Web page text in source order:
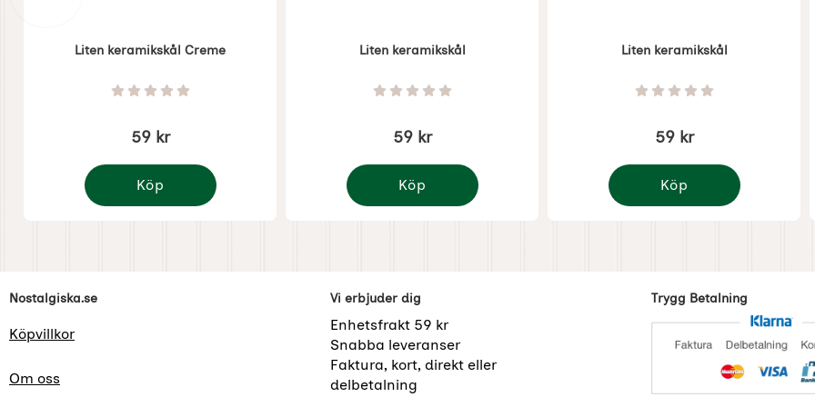
Liten keramikskål Creme
Betyg: 0 Stjärnor av 5
59 kr
Köp
Liten keramikskål Creme
Liten keramikskål
Betyg: 0 Stjärnor av 5
59 kr
Köp
Liten keramikskål
Liten keramikskål
Betyg: 0 Stjärnor av 5
59 kr
Köp
Liten keramikskål
Sidfot Blandad info och länkar
Nostalgiska.se
Köpvillkor
Om oss
Vi erbjuder dig
Enhetsfrakt 59 kr
Snabba leveranser
Faktura, kort, direkt eller
delbetalning
Trygg Betalning